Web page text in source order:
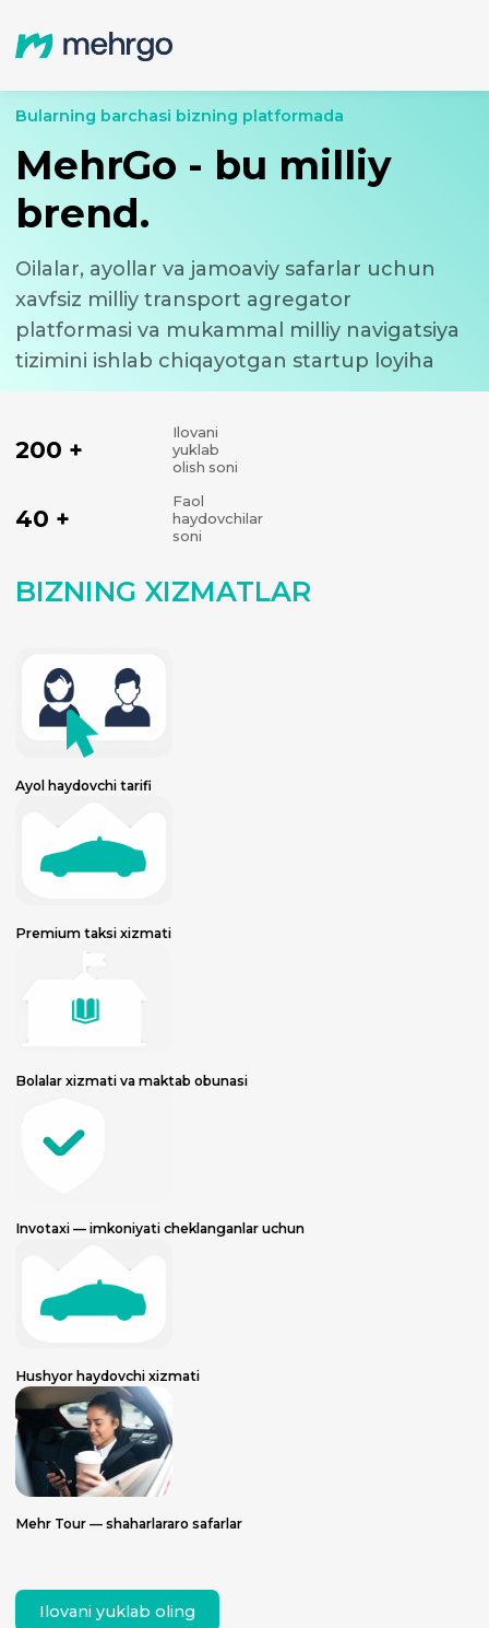
Bularning barchasi bizning platformada
MehrGo - bu milliy
brend.
Oilalar, ayollar va jamoaviy safarlar uchun
xavfsiz milliy transport agregator
platformasi va mukammal milliy navigatsiya
tizimini ishlab chiqayotgan startup loyiha
200 +
Ilovani
yuklab
olish soni
40 +
Faol
haydovchilar
soni
BIZNING XIZMATLAR
Ayol haydovchi tarifi
Premium taksi xizmati
Bolalar xizmati va maktab obunasi
Invotaxi — imkoniyati cheklanganlar uchun
Hushyor haydovchi xizmati
Mehr Tour — shaharlararo safarlar
Ilovani yuklab oling